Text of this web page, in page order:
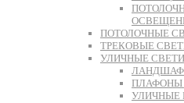
ПОТОЛОЧНЫЕ
ТРЕКОВЫЕ
УЛИЧНЫЕ
ПЛАФОНЫ
УЛИЧНЫЕ